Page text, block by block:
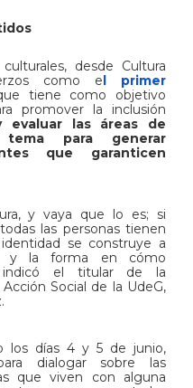
desde Cultura
como el primer
tiene como objetivo
promover la inclusión
evaluar las áreas de
para generar
que garanticen
y vaya que lo es; si
las personas tienen
se construye a
y la forma en cómo
indicó el titular de la
Social de la UdeG,
los días 4 y 5 de junio,
dialogar sobre las
que viven con alguna